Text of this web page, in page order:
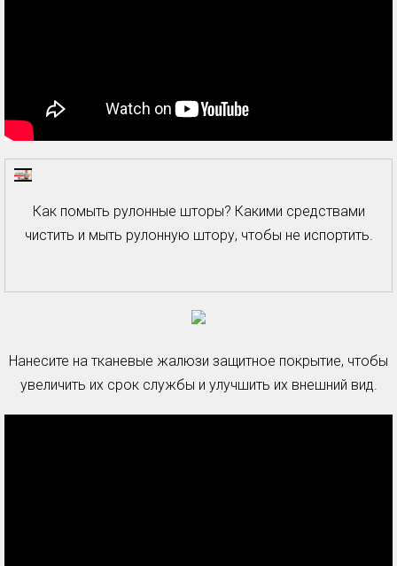
Как помыть рулонные шторы? Какими средствами
чистить и мыть рулонную штору, чтобы не испортить.
Нанесите на тканевые жалюзи защитное покрытие, чтобы
увеличить их срок службы и улучшить их внешний вид.